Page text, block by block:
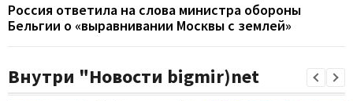
Россия ответила на слова министра обороны
Бельгии о «выравнивании Москвы с землей»
Внутри "Новости bigmir)net